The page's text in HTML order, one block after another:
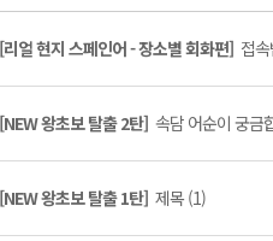
[리얼 현지 스페인어 - 장소별 회화편] 접
[NEW 왕초보 탈출 2탄] 속담 어순이 궁금
[NEW 왕초보 탈출 1탄] 제목 (1)